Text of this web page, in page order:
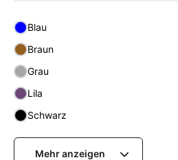
Farbe
Blau
Braun
Grau
Lila
Schwarz
Mehr anzeigen